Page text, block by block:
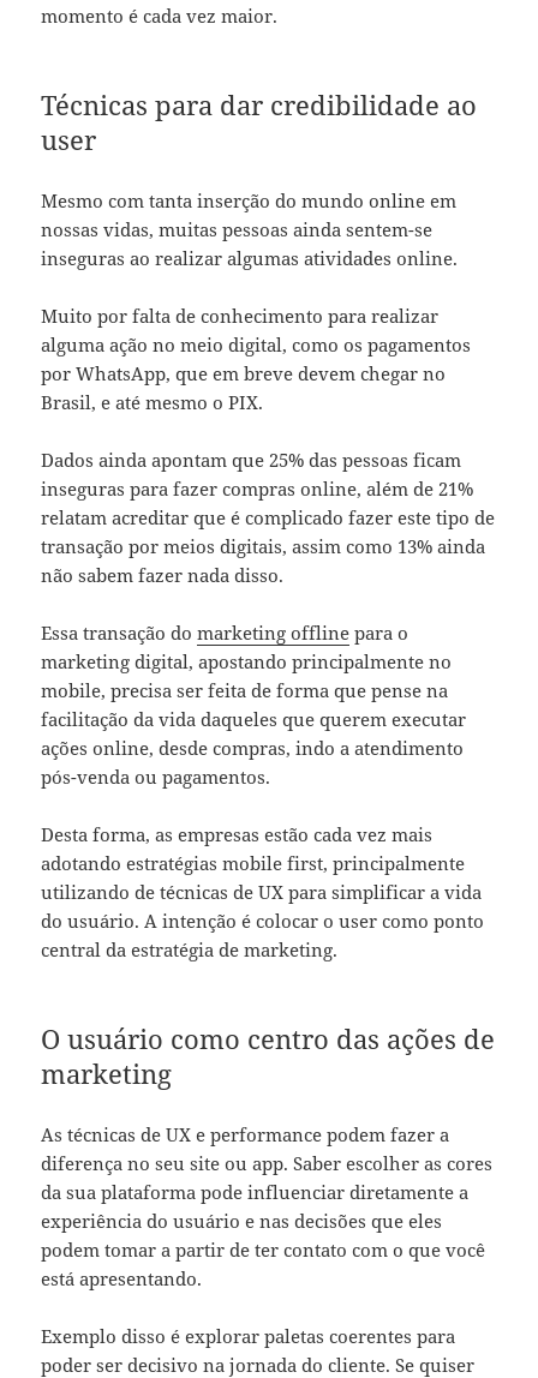
momento é cada vez maior.
Técnicas para dar credibilidade ao
user
Mesmo com tanta inserção do mundo online em
nossas vidas, muitas pessoas ainda sentem-se
inseguras ao realizar algumas atividades online.
Muito por falta de conhecimento para realizar
alguma ação no meio digital, como os pagamentos
por WhatsApp, que em breve devem chegar no
Brasil, e até mesmo o PIX.
Dados ainda apontam que 25% das pessoas ficam
inseguras para fazer compras online, além de 21%
relatam acreditar que é complicado fazer este tipo de
transação por meios digitais, assim como 13% ainda
não sabem fazer nada disso.
Essa transação domarketing offline para o
marketing digital, apostando principalmente no
mobile, precisa ser feita de forma que pense na
facilitação da vida daqueles que querem executar
ações online, desde compras, indo a atendimento
pós-venda ou pagamentos.
Desta forma, as empresas estão cada vez mais
adotando estratégias mobile first, principalmente
utilizando de técnicas de UX para simplificar a vida
do usuário. A intenção é colocar o user como ponto
central da estratégia de marketing.
O usuário como centro das ações de
marketing
As técnicas de UX e performance podem fazer a
diferença no seu site ou app. Saber escolher as cores
da sua plataforma pode influenciar diretamente a
experiência do usuário e nas decisões que eles
podem tomar a partir de ter contato com o que você
está apresentando.
Exemplo disso é explorar paletas coerentes para
poder ser decisivo na jornada do cliente. Se quiser